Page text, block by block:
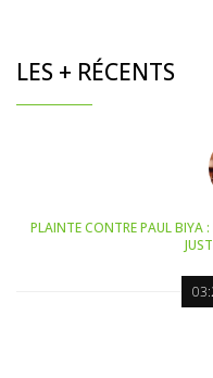
LES + RÉCENTS
PLAINTE CONTRE PAUL BIYA